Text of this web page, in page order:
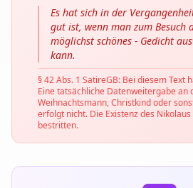
Es hat sich in der
gut ist, wenn man zum Besuch
möglichst schönes - Gedicht
kann.
§ 42 Abs. 1 SatireGB: Bei diesem Text
Eine tatsächliche Datenweitergabe an
Weihnachtsmann, Christkind oder
erfolgt nicht. Die Existenz des
bestritten.